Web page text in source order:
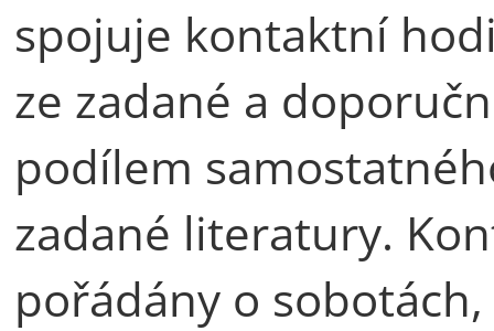
spojuje kontaktní
ze zadané a
podílem
zadané literatury.
pořádány o